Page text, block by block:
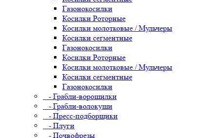
Газонокосилки
Косилки Роторные
Косилки молотковые / Мульчеры
Косилки сегментные
Газонокосилки
Косилки Роторные
Косилки молотковые / Мульчеры
Косилки сегментные
Газонокосилки
- Грабли-ворошилки
- Грабли-волокуши
- Пресс-подборщики
- Плуги
- Почвофрезы